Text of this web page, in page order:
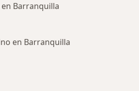
Barranquilla
en Barranquilla